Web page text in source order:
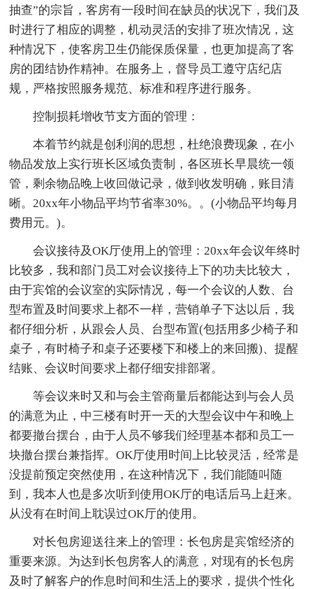
抽查”的宗旨，客房有一段时间在缺员的状况下，我们及
时进行了相应的调整，机动灵活的安排了班次情况，这
种情况下，使客房卫生仍能保质保量，也更加提高了客
房的团结协作精神。在服务上，督导员工遵守店纪店
规，严格按照服务规范、标准和程序进行服务。
控制损耗增收节支方面的管理：
本着节约就是创利润的思想，杜绝浪费现象，在小
物品发放上实行班长区域负责制，各区班长早晨统一领
管，剩余物品晚上收回做记录，做到收发明确，账目清
晰。20xx年小物品平均节省率30%。。(小物品平均每月
费用元。)。
会议接待及OK厅使用上的管理：20xx年会议年终时
比较多，我和部门员工对会议接待上下的功夫比较大，
由于宾馆的会议室的实际情况，每一个会议的人数、台
型布置及时间要求上都不一样，营销单子下达以后，我
都仔细分析，从跟会人员、台型布置(包括用多少椅子和
桌子，有时椅子和桌子还要楼下和楼上的来回搬)、提醒
结账、会议时间要求上都仔细安排部署。
等会议来时又和与会主管商量后都能达到与会人员
的满意为止，中三楼有时开一天的大型会议中午和晚上
都要撤台摆台，由于人员不够我们经理基本都和员工一
块撤台摆台兼指挥。OK厅使用时间上比较灵活，经常是
没提前预定突然使用，在这种情况下，我们能随叫随
到，我本人也是多次听到使用OK厅的电话后马上赶来。
从没有在时间上耽误过OK厅的使用。
对长包房迎送往来上的管理：长包房是宾馆经济的
重要来源。为达到长包房客人的满意，对现有的长包房
及时了解客户的作息时间和生活上的要求，提供个性化